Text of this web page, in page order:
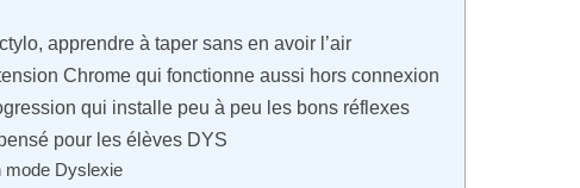
apprendre à taper sans en avoir l’air
Chrome qui fonctionne aussi hors connexion
qui installe peu à peu les bons réflexes
pour les élèves DYS
mode Dyslexie